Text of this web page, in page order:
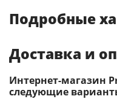
Подробные
Доставка и
Интернет-магазин
следующие